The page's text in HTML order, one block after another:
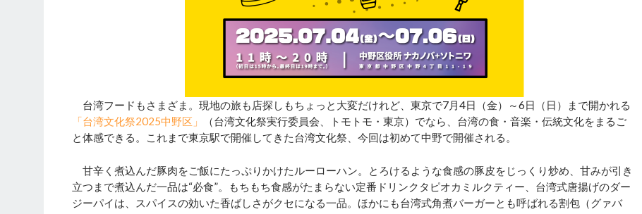
台湾フードもさまざま。現地の旅も店探しもちょっと大変だけれど、東京で7月4日（金）～6日（日）まで開かれる
「台湾文化祭2025中野区」
（台湾文化祭実行委員会、トモトモ・東京）でなら、台湾の食・音楽・伝統文化をまるご
と体感できる。これまで東京駅で開催してきた台湾文化祭、今回は初めて中野で開催される。
甘辛く煮込んだ豚肉をご飯にたっぷりかけたルーローハン。とろけるような食感の豚皮をじっくり炒め、甘みが引き
立つまで煮込んだ一品は“必食”。もちもち食感がたまらない定番ドリンクタピオカミルクティー、台湾式唐揚げのダー
ジーパイは、スパイスの効いた香ばしさがクセになる一品。ほかにも台湾式角煮バーガーとも呼ばれる割包（グァバ